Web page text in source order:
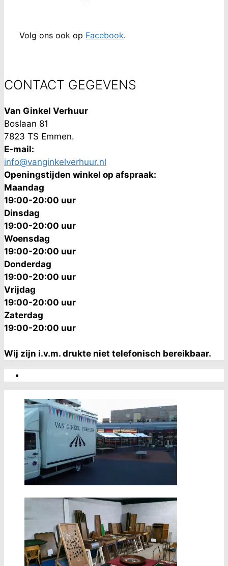
Volg ons ook op Facebook.
CONTACT GEGEVENS
Van Ginkel Verhuur
Boslaan 81
7823 TS Emmen.
E-mail:
info@vanginkelverhuur.nl
Openingstijden winkel op afspraak:
Maandag
19:00-20:00 uur
Dinsdag
19:00-20:00 uur
Woensdag
19:00-20:00 uur
Donderdag
19:00-20:00 uur
Vrijdag
19:00-20:00 uur
Zaterdag
19:00-20:00 uur
Wij zijn i.v.m. drukte niet telefonisch bereikbaar.